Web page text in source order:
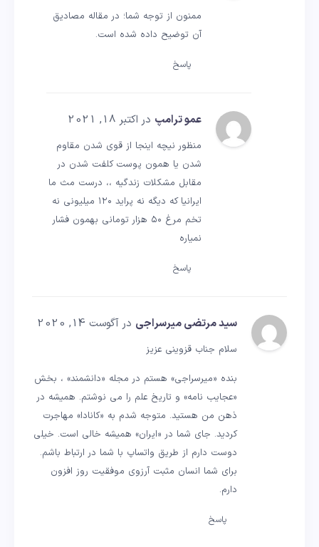
ممنون از توجه شما؛ در مقاله مصادیق
آن توضیح داده شده است.
پاسخ
عمو ترامپ در اکتبر 18, 2021
منظور نیچه اینجا از قوی شدن مقاوم
شدن یا همون پوست کلفت شدن در
مقابل مشکلات زندگیه ،، درست مث ما
ایرانیا که دیگه نه پراید ۱۲۰ میلیونی نه
تخم مرغ ۵۰ هزار تومانی بهمون فشار
نمیاره
پاسخ
سید مرتضی میرسراجی در آگوست 14, 2020
سلام جناب قزوینی عزیز
بنده «میرسراجی» هستم در مجله «دانشمند» ، بخش
«عجایب نامه» و تاریخ علم را می نوشتم. همیشه در
ذهن من هستید. متوجه شدم به «کانادا» مهاجرت
کردید. جای شما در «ایران» همیشه خالی است. خیلی
دوست دارم از طریق واتساپ با شما در ارتباط باشم.
برای شما انسان مثبت آرزوی موفقیت روز افزون
دارم.
پاسخ